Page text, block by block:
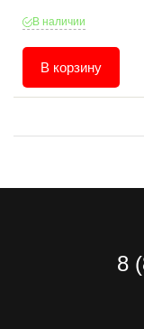
В наличии
В корзину
8